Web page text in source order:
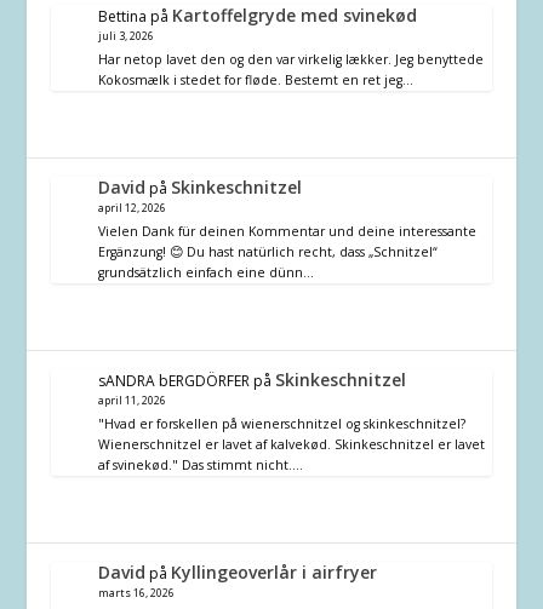
Bettina på Kartoffelgryde med svinekød
juli 3, 2026
Har netop lavet den og den var virkelig lækker. Jeg benyttede
Kokosmælk i stedet for fløde. Bestemt en ret jeg…
David på Skinkeschnitzel
april 12, 2026
Vielen Dank für deinen Kommentar und deine interessante
Ergänzung! 😊 Du hast natürlich recht, dass „Schnitzel“
grundsätzlich einfach eine dünn…
sANDRA bERGDÖRFERpå Skinkeschnitzel
april 11, 2026
"Hvad er forskellen på wienerschnitzel og skinkeschnitzel?
Wienerschnitzel er lavet af kalvekød. Skinkeschnitzel er lavet
af svinekød." Das stimmt nicht.…
David på Kyllingeoverlår i airfryer
marts 16, 2026